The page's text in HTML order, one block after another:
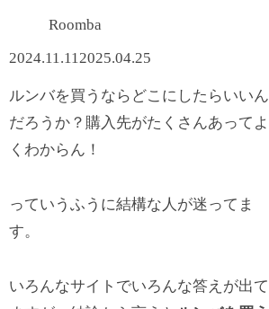
Roomba
2024.11.112025.04.25
ルンバを買うならどこにしたらいいん
だろうか？購入先がたくさんあってよ
くわからん！
っていうふうに結構な人が迷ってま
す。
いろんなサイトでいろんな答えが出て